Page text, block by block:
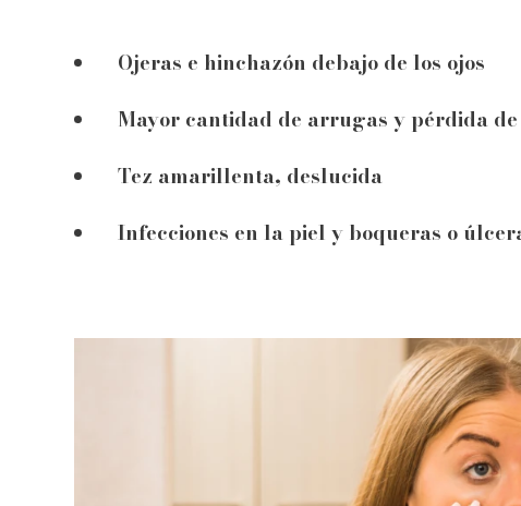
Ojeras e hinchazón debajo de los ojos
Mayor cantidad de arrugas y pérdida
Tez amarillenta, deslucida
Infecciones en la piel y boqueras o